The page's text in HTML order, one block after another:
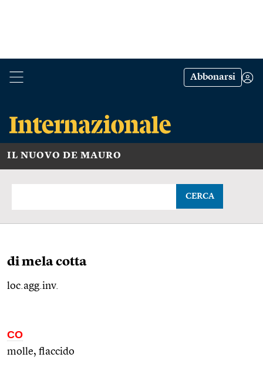
Abbonarsi
IL NUOVO DE MAURO
CERCA
di mela cotta
loc.agg.inv.
CO
molle, flaccido